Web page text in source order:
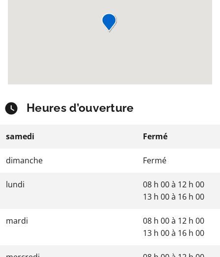
Heures d’ouverture
samedi Fermé
dimanche Fermé
lundi 08 h 00à 12 h 00
13 h 00à 16 h 00
mardi 08 h 00à 12 h 00
13 h 00à 16 h 00